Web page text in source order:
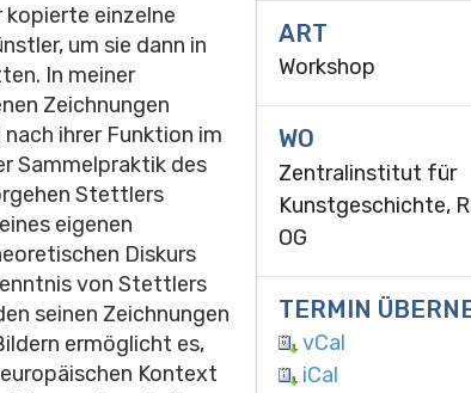
ART
Workshop
WO
Zentralinstitut für
Kunstgeschichte,
OG
TERMIN
vCal
iCal
kopierte einzelne
um sie dann in
In meiner
Zeichnungen
ihrer Funktion im
Sammelpraktik des
Stettlers
eigenen
Diskurs
von Stettlers
seinen Zeichnungen
ermöglicht es,
Kontext